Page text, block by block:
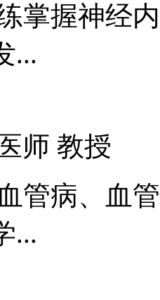
掌握神经
...
师 教授
管病、血
...